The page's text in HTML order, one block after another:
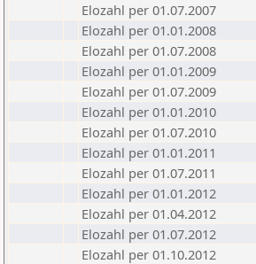
Elozahl per 01.07.2007
Elozahl per 01.01.2008
Elozahl per 01.07.2008
Elozahl per 01.01.2009
Elozahl per 01.07.2009
Elozahl per 01.01.2010
Elozahl per 01.07.2010
Elozahl per 01.01.2011
Elozahl per 01.07.2011
Elozahl per 01.01.2012
Elozahl per 01.04.2012
Elozahl per 01.07.2012
Elozahl per 01.10.2012